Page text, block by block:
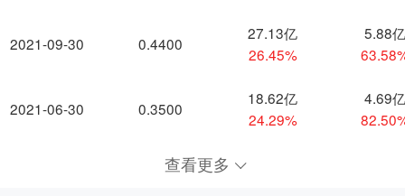
2021-09-30
2021-06-30
0.4400
27.13亿
26.45%
5.88亿
0.3500
18.62亿
24.29%
4.69亿
查看更多